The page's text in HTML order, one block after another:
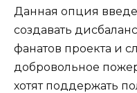
Данная опция
создавать
фанатов проекта и
добровольное
хотят поддержать